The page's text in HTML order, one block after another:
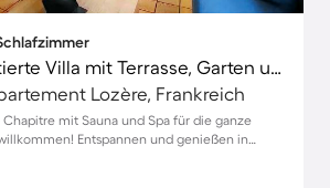
Familienorientierte Villa mit Terrasse, Garten und Sauna | Hunde erlaubt
Lozère, Frankreich
mit Sauna und Spa für die ganze
Entspannen und genießen in